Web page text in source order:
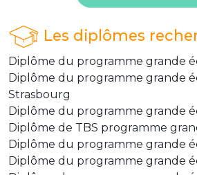
Les diplômes
Diplôme du programme grande
Diplôme du programme grande
Strasbourg
Diplôme du programme grande
Diplôme de TBS programme
Diplôme du programme grande
Diplôme du programme grande